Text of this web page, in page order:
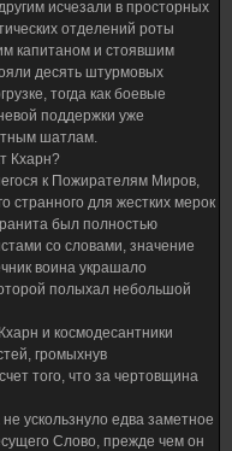
исчезали в просторных
отделений роты
капитаном и стоявшим
десять штурмовых
тогда как боевые
поддержки уже
шатлам.
Кхарн?
к Пожирателям Миров,
странного для жестких мерок
был полностью
со словами, значение
воина украшало
полыхал небольшой
и космодесантники
громыхнув
того, что за чертовщина
ускользнуло едва заметное
Слово, прежде чем он